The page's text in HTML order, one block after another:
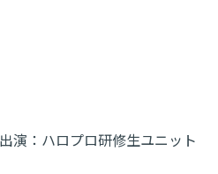
出演： ハロプロ研修生ユニット